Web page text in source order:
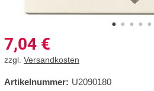
7,04 €
zzgl. Versandkosten
Artikelnummer: U2090180